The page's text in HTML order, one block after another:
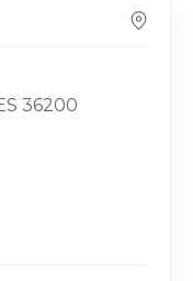
36200